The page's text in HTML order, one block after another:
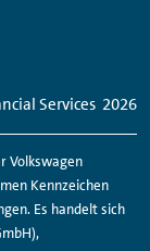
Services 2026
Volkswagen
Kennzeichen
Es handelt sich